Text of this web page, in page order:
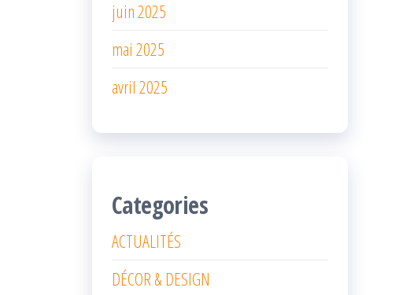
juin 2025
mai 2025
avril 2025
Categories
ACTUALITÉS
DÉCOR & DESIGN